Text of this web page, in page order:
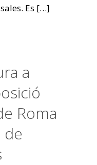
Es […]
a
Roma
de